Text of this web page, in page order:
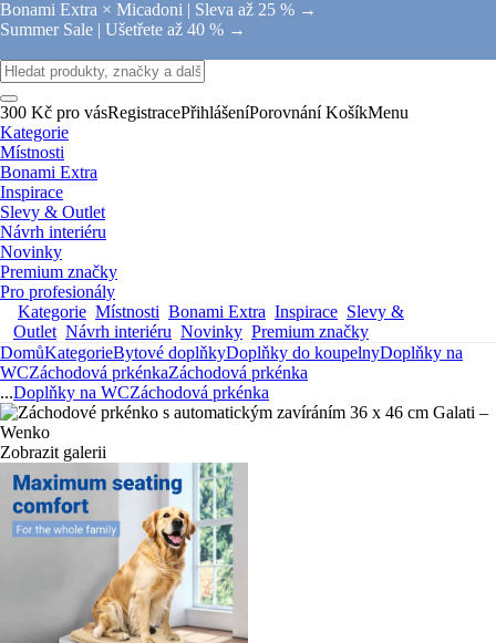
Bonami Extra × Micadoni | Sleva až 25 % →
Summer Sale | Ušetřete až 40 % →
300 Kč pro vásRegistracePřihlášeníPorovnání KošíkMenu
Kategorie
Místnosti
Bonami Extra
Inspirace
Slevy & Outlet
Návrh interiéru
Novinky
Premium značky
Pro profesionály
Kategorie Místnosti Bonami Extra Inspirace Slevy &
Outlet Návrh interiéru Novinky Premium značky
DomůKategorieBytové doplňkyDoplňky do koupelnyDoplňky na
WCZáchodová prkénkaZáchodová prkénka
...Doplňky na WCZáchodová prkénka
Zobrazit galerii